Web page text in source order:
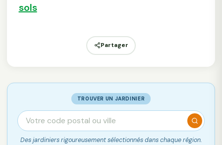
sols
Partager
TROUVER UN JARDINIER
Des jardiniers rigoureusement sélectionnés dans chaque région.